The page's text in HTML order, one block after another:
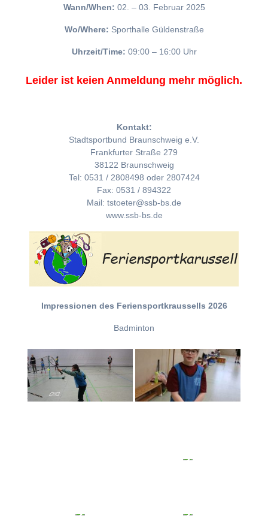
Wann/When: 02. – 03. Februar 2025
Wo/Where: Sporthalle Güldenstraße
Uhrzeit/Time: 09:00 – 16:00 Uhr
Leider ist keien Anmeldung mehr möglich.
Kontakt:
Stadtsportbund Braunschweig e.V.
Frankfurter Straße 279
38122 Braunschweig
Tel: 0531 / 2808498 oder 2807424
Fax: 0531 / 894322
Mail: tstoeter@ssb-bs.de
www.ssb-bs.de
Impressionen des Feriensportkraussells 2026
Badminton